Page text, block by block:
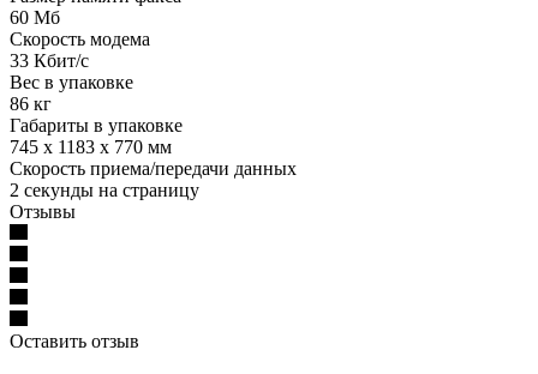
60 Мб
Скорость модема
33 Кбит/с
Вес в упаковке
86 кг
Габариты в упаковке
745 x 1183 x 770 мм
Скорость приема/передачи данных
2 секунды на страницу
Отзывы
Оставить отзыв